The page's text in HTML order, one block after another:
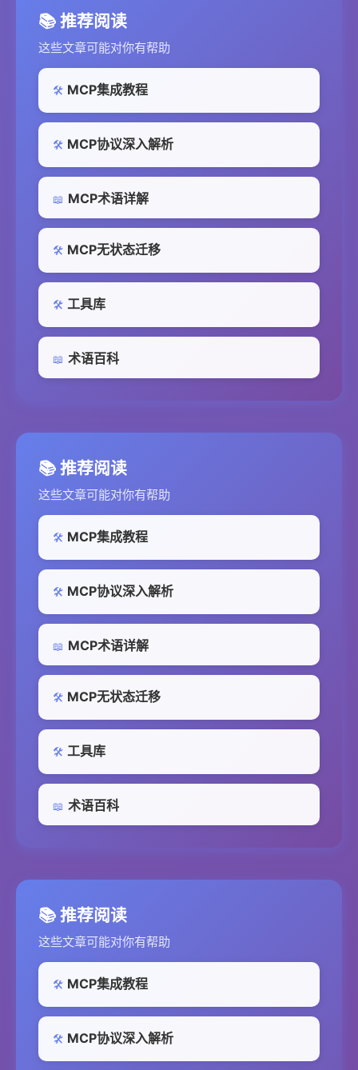
📚 推荐阅读
这些文章可能对你有帮助
🛠️ MCP集成教程
🛠️ MCP协议深入解析
📖 MCP术语详解
🛠️ MCP无状态迁移
🛠️ 工具库
📖 术语百科
📚 推荐阅读
这些文章可能对你有帮助
🛠️ MCP集成教程
🛠️ MCP协议深入解析
📖 MCP术语详解
🛠️ MCP无状态迁移
🛠️ 工具库
📖 术语百科
📚 推荐阅读
这些文章可能对你有帮助
🛠️ MCP集成教程
🛠️ MCP协议深入解析